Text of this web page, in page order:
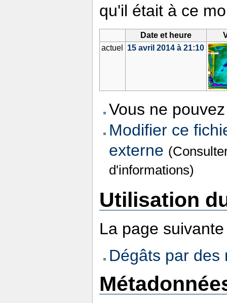
qu'il était à ce
Date et heure
actuel
15 avril 2014 à 21:10
Vous ne
Modifier ce
externe
d'informations)
Utilisation
La page
Dégâts par des